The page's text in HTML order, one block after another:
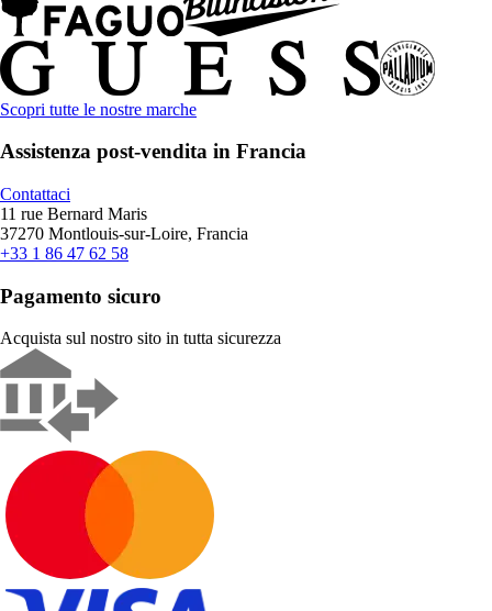
Scopri tutte le nostre marche
Assistenza post-vendita in Francia
Contattaci
11 rue Bernard Maris
37270 Montlouis-sur-Loire, Francia
+33 1 86 47 62 58
Pagamento sicuro
Acquista sul nostro sito in tutta sicurezza